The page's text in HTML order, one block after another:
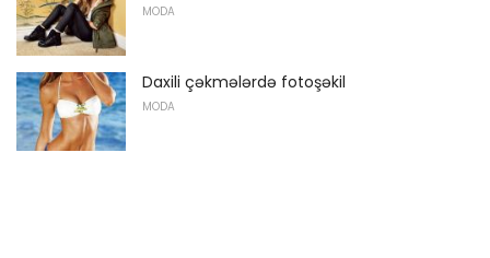
MODA
Daxili çəkmələrdə fotoşəkil
MODA